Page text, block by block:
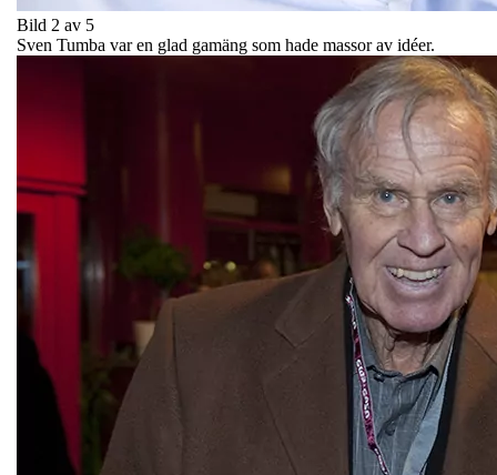
Bild 2 av 5
Sven Tumba var en glad gamäng som hade massor av idéer.